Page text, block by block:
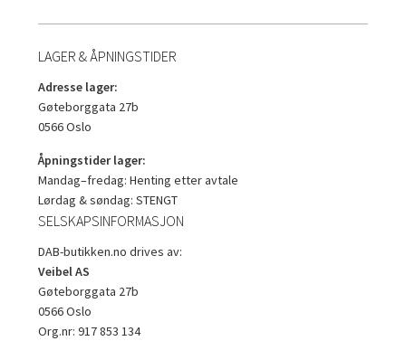
LAGER & ÅPNINGSTIDER
Adresse lager:
Gøteborggata 27b
0566 Oslo
Åpningstider lager:
Mandag–fredag: Henting etter avtale
Lørdag & søndag: STENGT
SELSKAPSINFORMASJON
DAB-butikken.no drives av:
Veibel AS
Gøteborggata 27b
0566 Oslo
Org.nr: 917 853 134